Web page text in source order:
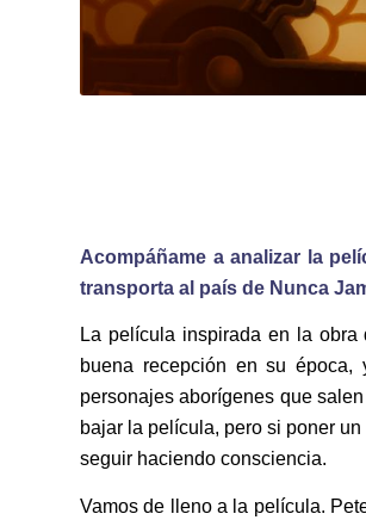
Acompáñame a analizar la
transporta al país de Nunca
La película inspirada en la
buena recepción en su
personajes aborígenes que
bajar la película, pero si poner
seguir haciendo consciencia.
Vamos de lleno a la película.